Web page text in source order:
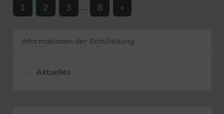
Seitennummerierung
Beiträge
1 2 3 … 8
Nächste
»
Informationen der Schulleitung
Aktuelles